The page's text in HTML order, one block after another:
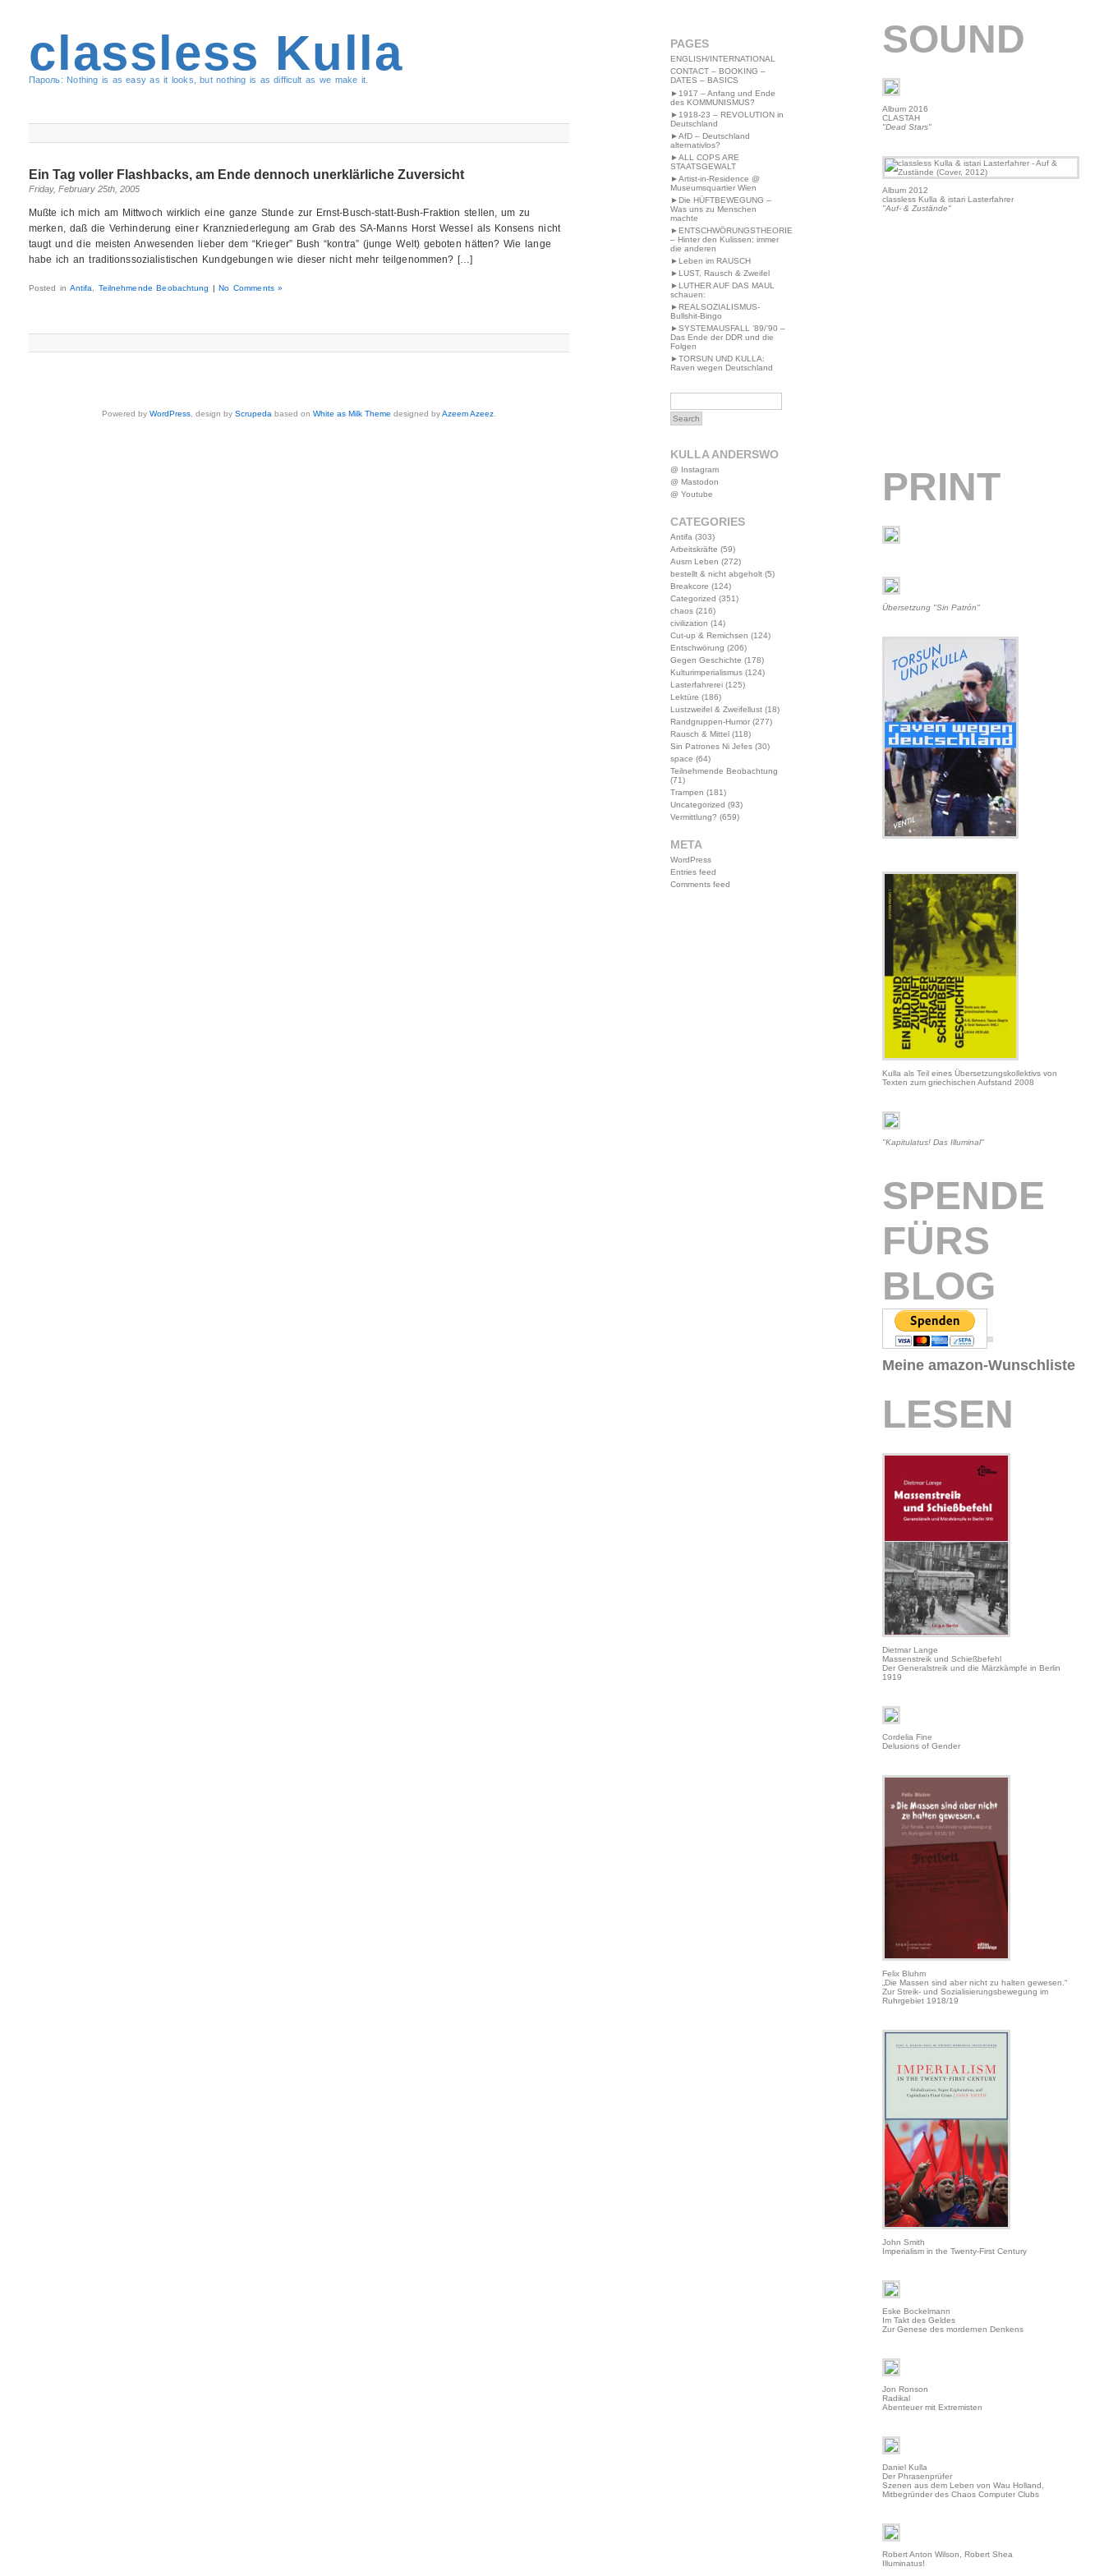
classless Kulla
Пароль: Nothing is as easy as it looks, but nothing is as difficult as we make it.
Ein Tag voller Flashbacks, am Ende dennoch unerklärliche Zuversicht
Friday, February 25th, 2005
Mußte ich mich am Mittwoch wirklich eine ganze Stunde zur Ernst-Busch-statt-Bush-Fraktion stellen, um zu
merken, daß die Verhinderung einer Kranzniederlegung am Grab des SA-Manns Horst Wessel als Konsens nicht
taugt und die meisten Anwesenden lieber dem “Krieger” Bush “kontra” (junge Welt) geboten hätten? Wie lange
habe ich an traditionssozialistischen Kundgebungen wie dieser nicht mehr teilgenommen? […]
Posted in Antifa Teilnehmende Beobachtung | No Comments »
Powered byWordPress , design byScrupeda based onWhite as Milk Theme designed byAzeem Azeez
PAGES
ENGLISH/INTERNATIONAL
CONTACT – BOOKING –
DATES – BASICS
►1917 – Anfang und Ende
des KOMMUNISMUS?
►1918-23 – REVOLUTION in
Deutschland
►AfD – Deutschland
alternativlos?
►ALL COPS ARE
STAATSGEWALT
►Artist-in-Residence @
Museumsquartier Wien
►Die HÜFTBEWEGUNG –
Was uns zu Menschen
machte
►ENTSCHWÖRUNGSTHEORIE
– Hinter den Kulissen: immer
die anderen
►Leben im RAUSCH
►LUST, Rausch & Zweifel
►LUTHER AUF DAS MAUL
schauen:
►REALSOZIALISMUS-
Bullshit-Bingo
►SYSTEMAUSFALL ’89/’90 –
Das Ende der DDR und die
Folgen
►TORSUN UND KULLA:
Raven wegen Deutschland
KULLA ANDERSWO
@ Instagram
@ Mastodon
@ Youtube
CATEGORIES
Antifa (303)
Arbeitskräfte (59)
Ausm Leben (272)
bestellt & nicht abgeholt(5)
Breakcore (124)
Categorized (351)
chaos(216)
civilization (14)
Cut-up & Remichsen (124)
Entschwörung (206)
Gegen Geschichte (178)
Kulturimperialismus(124)
Lasterfahrerei(125)
Lektüre (186)
Lustzweifel & Zweifellust(18)
Randgruppen-Humor(277)
Rausch & Mittel(118)
Sin Patrones Ni Jefes(30)
space (64)
Teilnehmende Beobachtung
(71)
Trampen (181)
Uncategorized (93)
Vermittlung? (659)
META
WordPress
Entries feed
Comments feed
SOUND
Album 2016
CLASTAH
"Dead Stars"
Album 2012
classless Kulla & istari Lasterfahrer
"Auf- & Zustände"
PRINT
Übersetzung "Sin Patrón"
Kulla als Teil eines Übersetzungskollektivs von
Texten zum griechischen Aufstand 2008
"Kapitulatus! Das Illuminal"
SPENDE
FÜRS
BLOG
Meine amazon-Wunschliste
LESEN
Dietmar Lange
Massenstreik und Schießbefehl
Der Generalstreik und die Märzkämpfe in Berlin
1919
Cordelia Fine
Delusions of Gender
Felix Bluhm
„Die Massen sind aber nicht zu halten gewesen.“
Zur Streik- und Sozialisierungsbewegung im
Ruhrgebiet 1918/19
John Smith
Imperialism in the Twenty-First Century
Eske Bockelmann
Im Takt des Geldes
Zur Genese des mordernen Denkens
Jon Ronson
Radikal
Abenteuer mit Extremisten
Daniel Kulla
Der Phrasenprüfer
Szenen aus dem Leben von Wau Holland,
Mitbegründer des Chaos Computer Clubs
Robert Anton Wilson, Robert Shea
Illuminatus!